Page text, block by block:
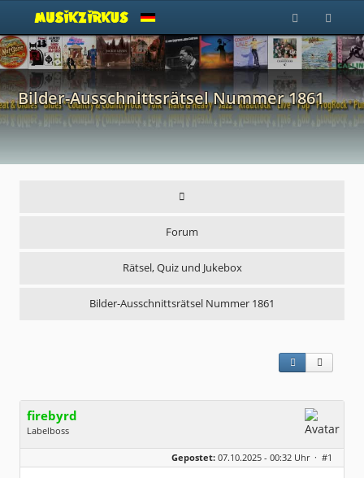
Bilder-Ausschnittsrätsel Nummer 1861
Forum
Rätsel, Quiz und Jukebox
Bilder-Ausschnittsrätsel Nummer 1861
firebyrd
Labelboss
Geschlecht:
keine Angabe
Hausgeburt (Ausgeburt?)
Beiträge:
48848
Gepostet: 07.10.2025 - 00:32 Uhr · #1